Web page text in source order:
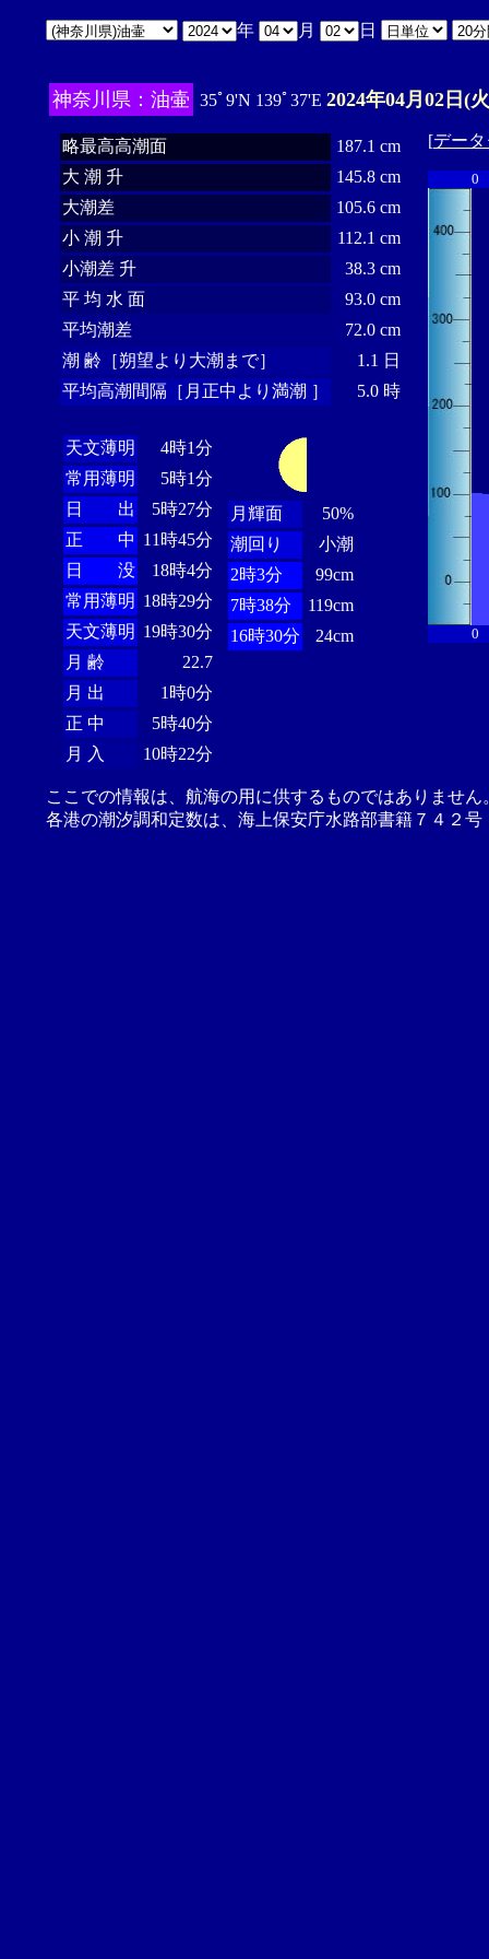
年 月 日
神奈川県：油壷 35ﾟ9'N 139ﾟ37'E 2024年04月02日(
略最高高潮面
187.1 cm
大 潮 升
145.8 cm
大潮差
105.6 cm
小 潮 升
112.1 cm
小潮差 升
38.3 cm
平 均 水 面
93.0 cm
平均潮差
72.0 cm
潮 齢［朔望より大潮まで］
1.1 日
平均高潮間隔［月正中より満潮 ］
5.0 時
天文薄明
4時1分
常用薄明
5時1分
日 出
5時27分
正 中 11時45分
日 没
18時4分
常用薄明 18時29分
天文薄明 19時30分
月 齢
22.7
月 出
1時0分
正 中
5時40分
月 入
10時22分
月輝面
50%
潮回り
小潮
2時3分
99cm
7時38分
119cm
16時30分
24cm
[デー
0
0
ここでの情報は、航海の用に供するものではありませ
各港の潮汐調和定数は、海上保安庁水路部書籍７４２